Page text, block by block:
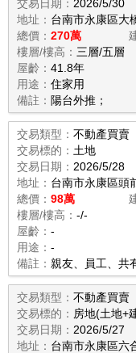
交易日期： 2026/5/30
地址： 台南市永康區大
總價： 270萬
樓層/樓高： 三層/五層
屋齡： 41.8年
用途： 住家用
備註： 陽台外推；
交易類型： 不動產買賣
交易標的： 土地
交易日期： 2026/5/28
地址： 台南市永康區頭
總價： 98萬
樓層/樓高： -/-
屋齡： -
用途： -
備註： 親友、員工、共
交易類型： 不動產買賣
交易標的： 房地(土地+
交易日期： 2026/5/27
地址： 台南市永康區六